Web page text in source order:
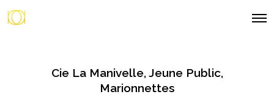
O
Cie La Manivelle,Jeune Public,
Marionnettes